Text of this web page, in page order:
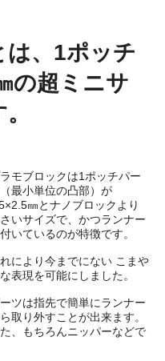
、1ポッチ
の超ミニサ
モブロックは1ポッチパー
最小単位の凸部）が
㎜とナノブロックより
いサイズで、かつランナー
いているのが特徴です。
により今までにない こまや
表現を可能にしました。
ツは指先で簡単にランナー
取り外すことが出来ます。
た、もちろんニッパーなどで